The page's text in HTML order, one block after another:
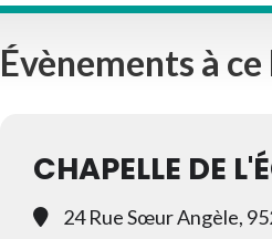
Évènements à ce
CHAPELLE DE
24 Rue Sœur Angèle,